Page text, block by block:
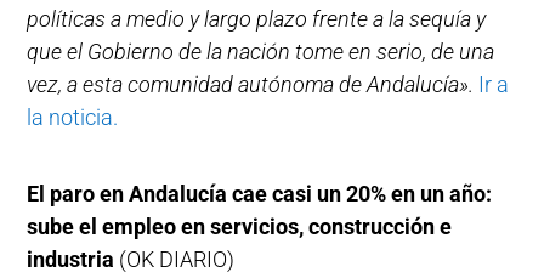
políticas a medio y largo plazo frente a la sequía y
que el Gobierno de la nación tome en serio, de una
vez, a esta comunidad autónoma de Andalucía». Ir a
la noticia.
El paro en Andalucía cae casi un 20% en un año:
sube el empleo en servicios, construcción e
industria (OK DIARIO)